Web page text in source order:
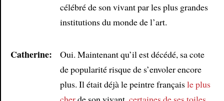
célébré de son vivant par les plus grandes
institutions du monde de l’art.
Catherine:
Oui. Maintenant qu’il est décédé, sa cote
de popularité risque de s’envoler encore
plus. Il était déjà le peintre françaisle plus